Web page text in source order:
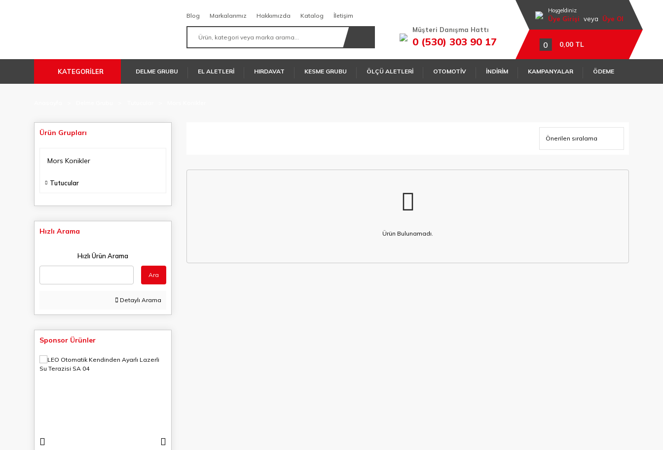
Blog Markalarımız Hakkımızda Katalog İletişim
Müşteri Danışma Hattı
0 (530) 303 90 17
Hoşgeldiniz
Üye Girişi veya Üye Ol
0 0,00 TL
KATEGORİLER DELME GRUBU EL ALETLERİ HIRDAVAT KESME GRUBU ÖLÇÜ ALETLERİ OTOMOTİV İNDİRİM KAMPANYALAR ÖDEME
Ürün Grupları
Mors Konikler
Tutucular
Hızlı Arama
Hızlı Ürün Arama
Ara
Detaylı Arama
Sponsor Ürünler
Ürün Bulunamadı.